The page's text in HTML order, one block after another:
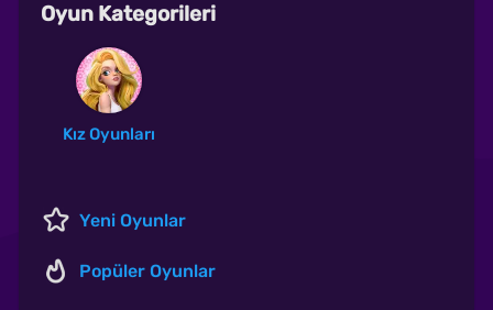
Oyun Kategorileri
Kız Oyunları
Yeni Oyunlar
Popüler Oyunlar